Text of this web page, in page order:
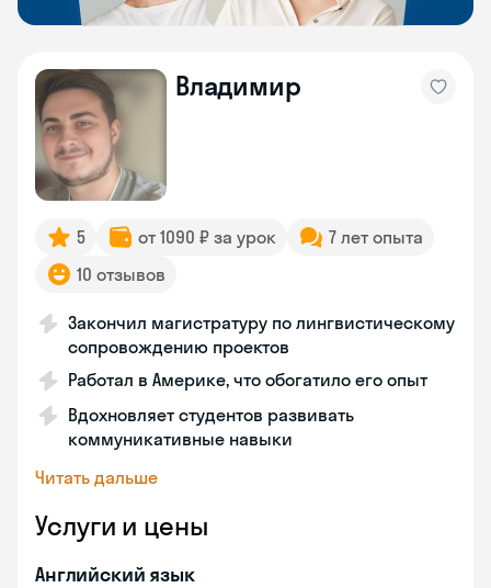
Владимир
5 от 1090 ₽ за урок
7 лет опыта
10 отзывов
Закончил магистратуру по лингвистическому
сопровождению проектов
Работал в Америке, что обогатило его опыт
Вдохновляет студентов развивать
коммуникативные навыки
Читать дальше
Услуги и цены
Английский язык